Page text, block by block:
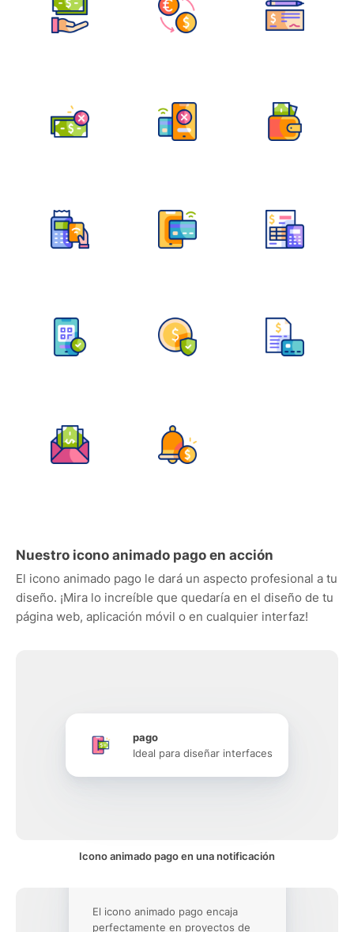
Nuestro icono animado pago en acción
El icono animado pago le dará un aspecto profesional a tu
diseño. ¡Mira lo increíble que quedaría en el diseño de tu
página web, aplicación móvil o en cualquier interfaz!
pago
Ideal para diseñar interfaces
Icono animado pago en una notificación
El icono animado pago encaja
perfectamente en proyectos de